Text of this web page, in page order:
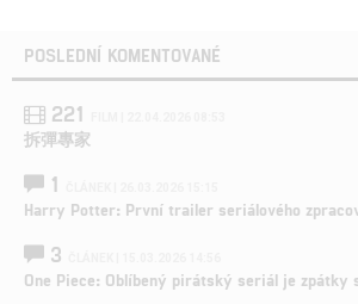
POSLEDNÍ KOMENTOVANÉ
221
拆彈專家
1
Harry Potter: První trailer seriálového
3
One Piece: Oblíbený pirátský seriál je zpátky